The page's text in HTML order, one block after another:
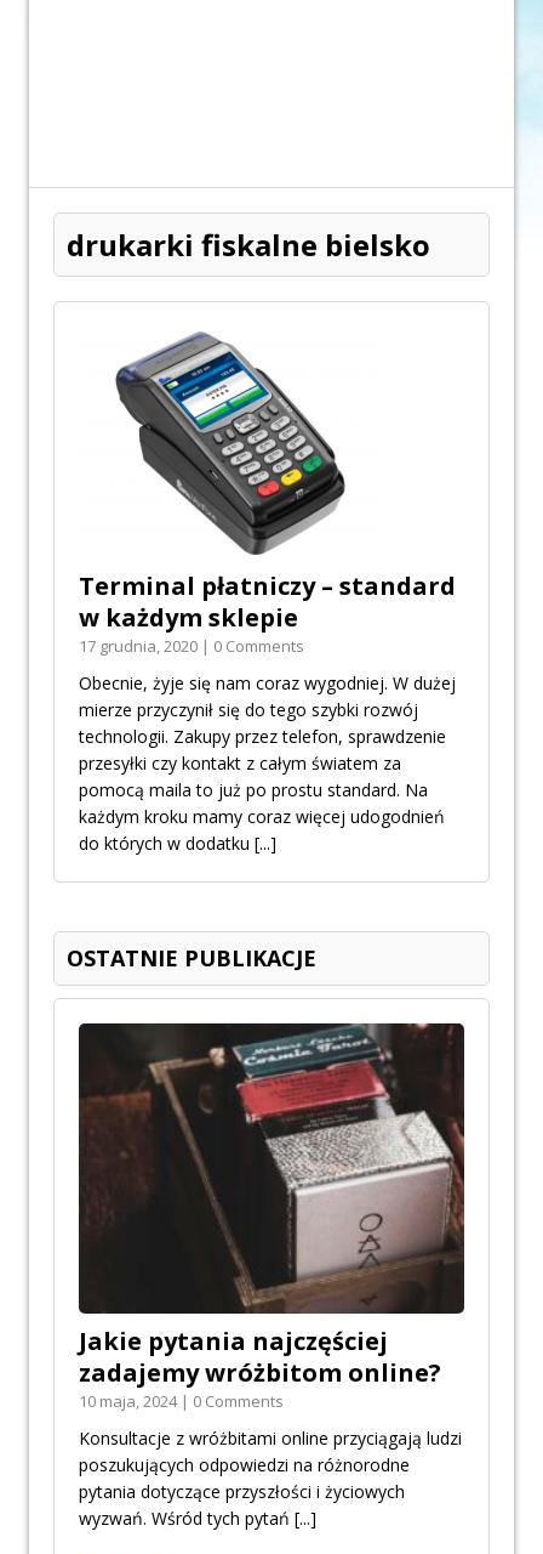
drukarki fiskalne bielsko
Terminal płatniczy – standard
w każdym sklepie
17 grudnia, 2020 | 0 Comments
Obecnie, żyje się nam coraz wygodniej. W dużej
mierze przyczynił się do tego szybki rozwój
technologii. Zakupy przez telefon, sprawdzenie
przesyłki czy kontakt z całym światem za
pomocą maila to już po prostu standard. Na
każdym kroku mamy coraz więcej udogodnień
do których w dodatku [...]
OSTATNIE PUBLIKACJE
Jakie pytania najczęściej
zadajemy wróżbitom online?
10 maja, 2024 | 0 Comments
Konsultacje z wróżbitami online przyciągają ludzi
poszukujących odpowiedzi na różnorodne
pytania dotyczące przyszłości i życiowych
wyzwań. Wśród tych pytań [...]